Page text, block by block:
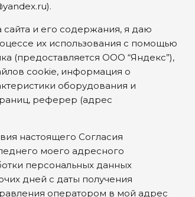
сайта и его содержания, я даю
их использования с помощью
(предоставляется ООО “Яндекс”),
cookie, информация о
оборудования и
реферер (адрес
настоящего Согласия
моего адресного
персональных данных
дней с даты получения
оператором в мой адрес